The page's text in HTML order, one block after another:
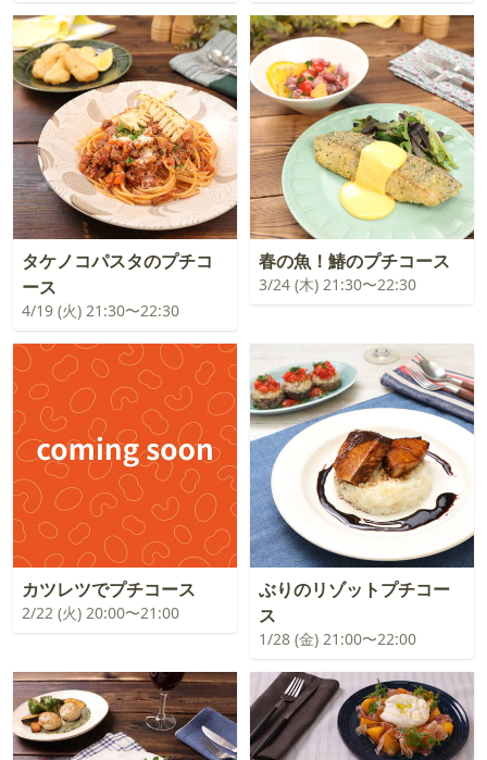
タケノコパスタのプチコ
ース
4/19 (火) 21:30〜22:30
春の魚！鰆のプチコース
3/24 (木) 21:30〜22:30
カツレツでプチコース
2/22 (火) 20:00〜21:00
ぶりのリゾットプチコー
ス
1/28 (金) 21:00〜22:00